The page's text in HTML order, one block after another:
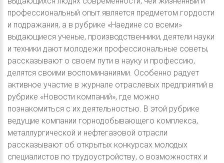
профессиональный опыт является предметом гордости
и подражания, а в рубрике «Наедине со всеми»
выдающиеся ученые, производственники, деятели науки
и техники дают молодежи профессиональные советы,
рассказывают о своем пути в науку и профессию,
делятся своими воспоминаниями. Особенно радует
активное участие в журнале отраслевых предприятий в
рубрике «Новости компаний», где можно
познакомиться с их деятельностью. В этой рубрике
ведущие компании горнодобывающего комплекса,
металлургической и нефтегазовой отрасли
рассказывают об открытых конкурсах молодых
специалистов по трудоустройству, о возможностях и